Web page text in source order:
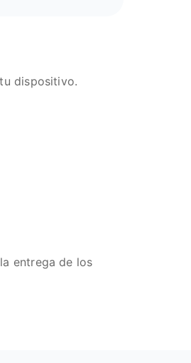
dispositivo.
entrega de los